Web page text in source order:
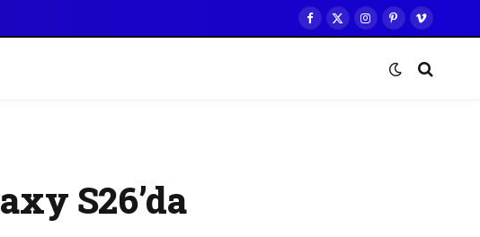
Facebook
X
Instagram
Pinterest
Vimeo
S26’da